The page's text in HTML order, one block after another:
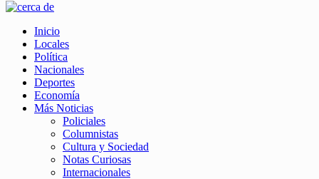
Inicio
Locales
Política
Nacionales
Deportes
Economía
Más Noticias
Policiales
Columnistas
Cultura y Sociedad
Notas Curiosas
Internacionales